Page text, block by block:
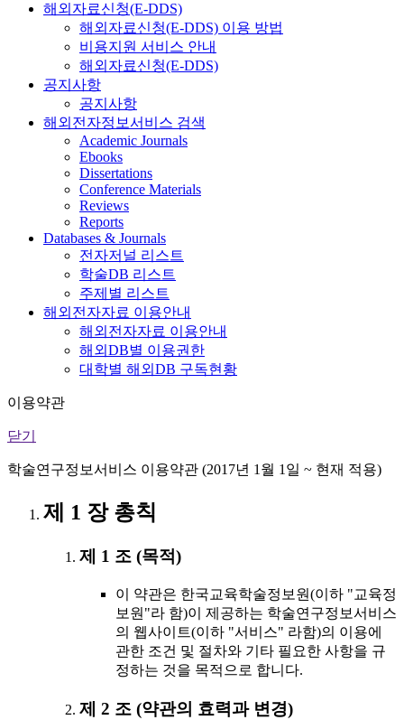
해외자료신청(E-DDS)
해외자료신청(E-DDS) 이용 방법
비용지원 서비스 안내
해외자료신청(E-DDS)
공지사항
공지사항
해외전자정보서비스 검색
Academic Journals
Ebooks
Dissertations
Conference Materials
Reviews
Reports
Databases & Journals
전자저널 리스트
학술DB 리스트
주제별 리스트
해외전자자료 이용안내
해외전자자료 이용안내
해외DB별 이용권한
대학별 해외DB 구독현황
이용약관
닫기
학술연구정보서비스 이용약관 (2017년 1월 1일 ~ 현재 적용)
제 1 장 총칙
제 1 조 (목적)
이 약관은 한국교육학술정보원(이하 "교육정
보원"라 함)이 제공하는 학술연구정보서비스
의 웹사이트(이하 "서비스" 라함)의 이용에
관한 조건 및 절차와 기타 필요한 사항을 규
정하는 것을 목적으로 합니다.
제 2 조 (약관의 효력과 변경)